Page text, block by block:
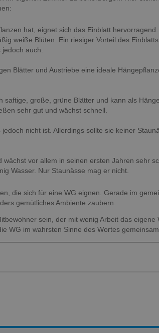
hat, eignet sich das Einblatt
weiße Blüten. Ein riesiger Vorteil des
jedoch auch.
Blätter und Austriebe eine ideale
saftige, große, grüne Blätter und kann als
sehr gut und wächst schnell.
nicht ist. Allerdings sollte sie keiner
vor allem in seinen ersten Jahren sehr
Wasser. Nur Staunässe mag er nicht.
die sich für eine WG eignen. Gerade im
gemütliches Ambiente zaubern.
sein, der mit wenig Arbeit das eigene
WG im wahrsten Sinne des Wortes